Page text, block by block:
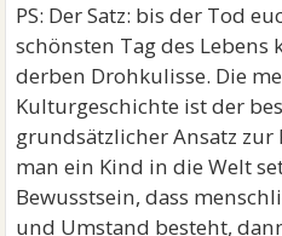
PS: Der Satz: bis der Tod
schönsten Tag des
derben Drohkulisse. Die
Kulturgeschichte ist der
grundsätzlicher Ansatz
man ein Kind in die Welt
Bewusstsein, dass
und Umstand besteht,